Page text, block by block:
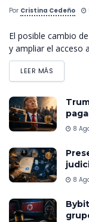
Por Cristina Cedeño
El posible cambio
y ampliar el acceso
LEER MÁS
8
8